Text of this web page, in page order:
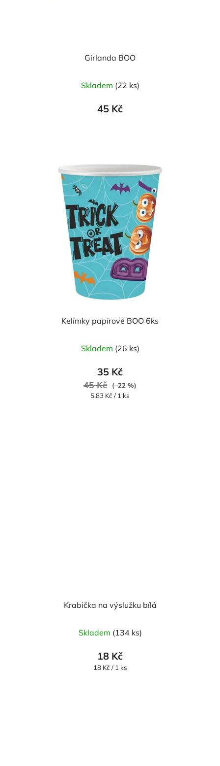
Girlanda BOO
Skladem (22 ks)
45 Kč
Kelímky papírové BOO 6ks
Skladem (26 ks)
35 Kč
45 Kč
(–22 %)
Měrná
5,83 Kč / 1 ks
Krabička na výslužku bílá
Skladem (134 ks)
18 Kč
Měrná
18 Kč / 1 ks